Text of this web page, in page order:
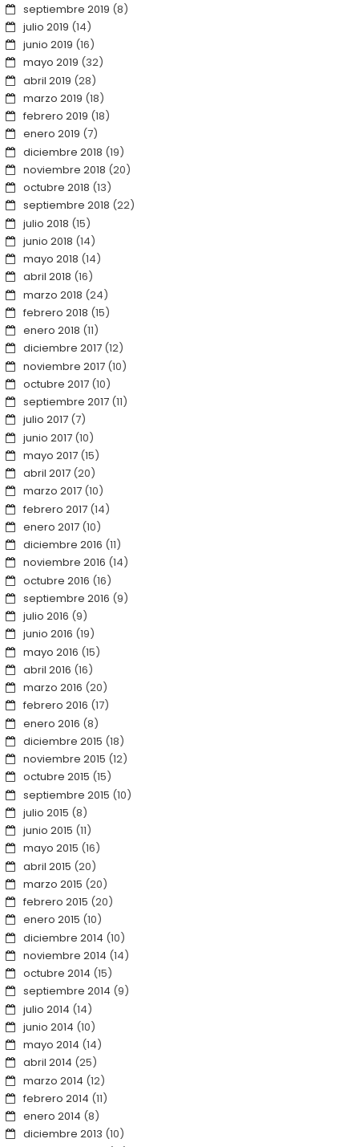
septiembre 2019 (8)
julio 2019 (14)
junio 2019 (16)
mayo 2019 (32)
abril 2019 (28)
marzo 2019 (18)
febrero 2019 (18)
enero 2019 (7)
diciembre 2018 (19)
noviembre 2018 (20)
octubre 2018 (13)
septiembre 2018 (22)
julio 2018 (15)
junio 2018 (14)
mayo 2018 (14)
abril 2018 (16)
marzo 2018 (24)
febrero 2018 (15)
enero 2018 (11)
diciembre 2017(12)
noviembre 2017(10)
octubre 2017(10)
septiembre 2017(11)
julio 2017(7)
junio 2017(10)
mayo 2017(15)
abril 2017(20)
marzo 2017(10)
febrero 2017(14)
enero 2017(10)
diciembre 2016 (11)
noviembre 2016 (14)
octubre 2016 (16)
septiembre 2016 (9)
julio 2016 (9)
junio 2016 (19)
mayo 2016 (15)
abril 2016 (16)
marzo 2016 (20)
febrero 2016 (17)
enero 2016 (8)
diciembre 2015 (18)
noviembre 2015 (12)
octubre 2015 (15)
septiembre 2015 (10)
julio 2015 (8)
junio 2015 (11)
mayo 2015 (16)
abril 2015 (20)
marzo 2015 (20)
febrero 2015 (20)
enero 2015 (10)
diciembre 2014 (10)
noviembre 2014 (14)
octubre 2014 (15)
septiembre 2014 (9)
julio 2014 (14)
junio 2014 (10)
mayo 2014 (14)
abril 2014 (25)
marzo 2014 (12)
febrero 2014 (11)
enero 2014 (8)
diciembre 2013 (10)